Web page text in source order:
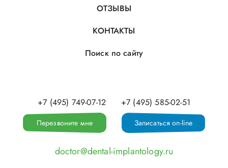
ОТЗЫВЫ
КОНТАКТЫ
Поиск по сайту
+7 (495) 749-07-12 +7 (495) 585-02-51
Перезвоните мне Записаться on-line
doctor@dental-implantology.ru